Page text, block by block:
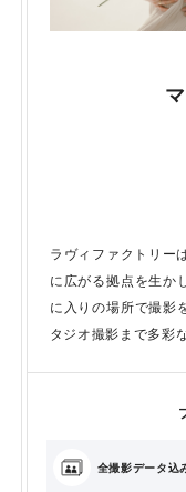
ラヴィファクトリー
に広がる拠点を生か
に入りの場所で撮影
タジオ撮影まで多彩
全撮影データ込